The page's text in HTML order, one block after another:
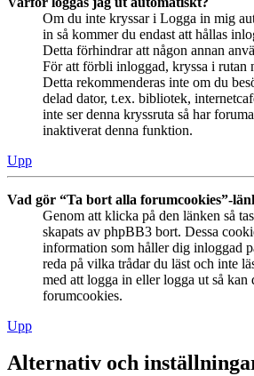
Om du inte kryssar i Logga in mig
in så kommer du endast att hållas
Detta förhindrar att någon annan
För att förbli inloggad, kryssa i rutan
Detta rekommenderas inte om du
delad dator, t.ex. bibliotek,
inte ser denna kryssruta så har
inaktiverat denna funktion.
Upp
Vad gör “Ta bort alla forumcookies”-
Genom att klicka på den länken så
skapats av phpBB3 bort. Dessa
information som håller dig inloggad
reda på vilka trådar du läst och inte
med att logga in eller logga ut så kan
forumcookies.
Upp
Alternativ och